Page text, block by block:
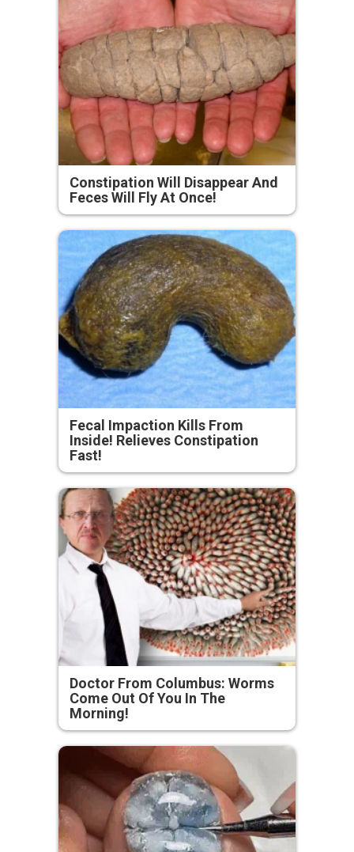
Constipation Will Disappear And
Feces Will Fly At Once!
Fecal Impaction Kills From
Inside! Relieves Constipation
Fast!
Doctor From Columbus: Worms
Come Out Of You In The
Morning!